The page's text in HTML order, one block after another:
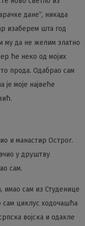
дане”, никада
изаберем шта год
му да не желим златно
ће неко од мојих
прода. Одабрао сам
је моје највеће
и манастир Острог.
у друштву
сам.
сам из Студенице
циклус ходочашћа
војска и одакле